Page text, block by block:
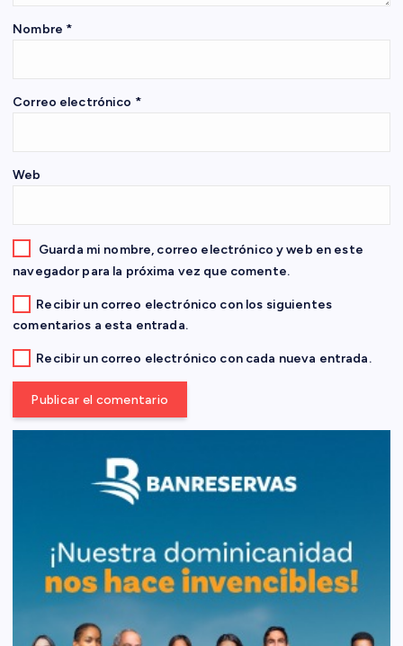
e
r
d
a
s
Nombre *
Correo electrónico *
Web
Guarda mi nombre, correo electrónico y web en este
navegador para la próxima vez que comente.
Recibir un correo electrónico con los siguientes
comentarios a esta entrada.
Recibir un correo electrónico con cada nueva entrada.